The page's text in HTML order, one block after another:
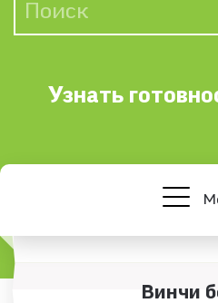
Узнать
Винчи